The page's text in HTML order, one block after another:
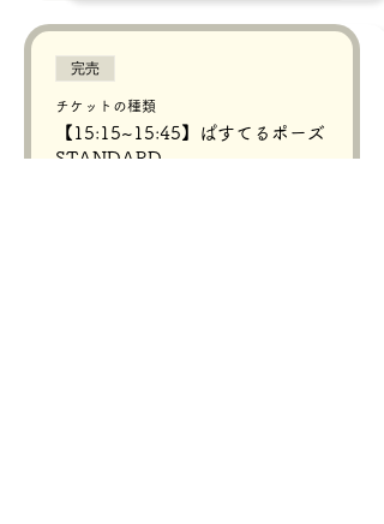
完売
チケットの種類
【15:15~15:45】ぱすてるポーズ
STANDARD